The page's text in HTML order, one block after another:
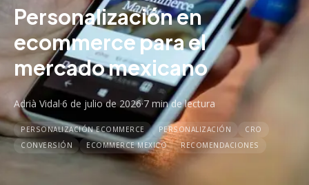
Personalización en
ecommerce para el
mercado mexicano
Adrià Vidal·6 de julio de 2026·7 min de lectura
PERSONALIZACIÓN ECOMMERCE PERSONALIZACIÓN
CRO
CONVERSIÓN
ECOMMERCE MEXICO RECOMENDACIONES